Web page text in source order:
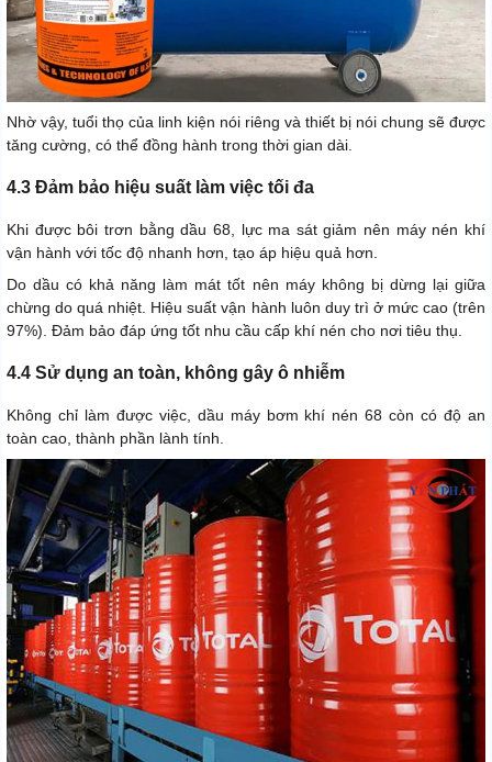
Nhờ vậy, tuổi thọ của linh kiện nói riêng và thiết bị nói chung sẽ được
tăng cường, có thể đồng hành trong thời gian dài.
4.3 Đảm bảo hiệu suất làm việc tối đa
Khi được bôi trơn bằng dầu 68, lực ma sát giảm nên máy nén khí
vận hành với tốc độ nhanh hơn, tạo áp hiệu quả hơn.
Do dầu có khả năng làm mát tốt nên máy không bị dừng lại giữa
chừng do quá nhiệt. Hiệu suất vận hành luôn duy trì ở mức cao (trên
97%). Đảm bảo đáp ứng tốt nhu cầu cấp khí nén cho nơi tiêu thụ.
4.4 Sử dụng an toàn, không gây ô nhiễm
Không chỉ làm được việc, dầu máy bơm khí nén 68 còn có độ an
toàn cao, thành phần lành tính.